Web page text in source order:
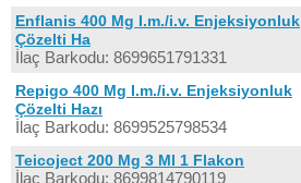
Enflanis 400 Mg I.m./i.v. Enjeksiyonluk
Çözelti Ha
İlaç Barkodu: 8699651791331
Repigo 400 Mg I.m./i.v. Enjeksiyonluk
Çözelti Hazı
İlaç Barkodu: 8699525798534
Teicoject 200 Mg 3 Ml 1 Flakon
İlaç Barkodu: 8699814790119